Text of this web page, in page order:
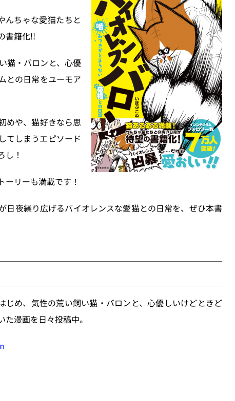
ちゃな愛猫たちと
書籍化!!
猫・バロンと、心優
との日常をユーモア
めや、猫好きなら思
てしまうエピソード
し！
リーも満載です！
日夜繰り広げるバイオレンスな愛猫との日常を、ぜひ本書
め、気性の荒い飼い猫・バロンと、心優しいけどときど
漫画を日々投稿中。